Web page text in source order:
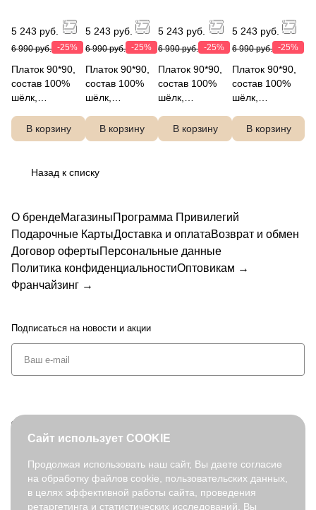
5 243 руб.
6 990 руб. -25%
Платок 90*90,
состав 100%
шёлк,
VFS0008-11
В корзину
5 243 руб.
6 990 руб. -25%
Платок 90*90,
состав 100%
шёлк,
VFS0008-9
В корзину
5 243 руб.
6 990 руб. -25%
Платок 90*90,
состав 100%
шёлк,
VFS0008-10
В корзину
5 243 руб.
6 990 руб. -25%
Платок 90*90,
состав 100%
шёлк,
VFS0008-7
В корзину
Назад к списку
О брендеМагазиныПрограмма Привилегий
Подарочные КартыДоставка и оплатаВозврат и обмен
Договор офертыПерсональные данные
Политика конфиденциальностиОптовикам →
Франчайзинг →
Подписаться на новости и акции
© 2026. fabretti.ru. Все права защищены
На информационном ресурсе применяются
рекомендательные
Сайт использует COOKIE
Продолжая использовать наш сайт, Вы даете согласие
на обработку файлов cookie, пользовательских данных,
в целях эффективной работы сайта, проведения
ретаргетинга и статистических исследований. Вы